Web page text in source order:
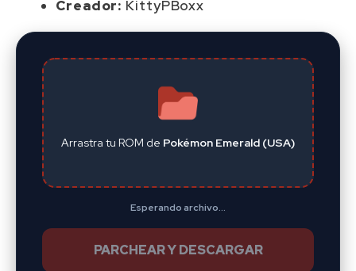
Creador: KittyPBoxx
Arrastra tu ROM de Pokémon Emerald (USA)
Esperando archivo...
PARCHEAR Y DESCARGAR